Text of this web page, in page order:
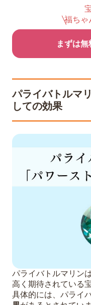
福ちゃ
まずは
パライバトルマ
しての効果
パライバトルマリン
高く期待されている
具体的には、パライ